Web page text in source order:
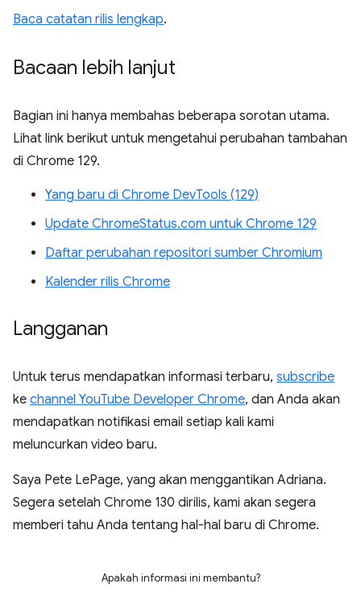
Baca catatan rilis lengkap.
Bacaan lebih lanjut
Bagian ini hanya membahas beberapa sorotan utama.
Lihat link berikut untuk mengetahui perubahan tambahan
di Chrome 129.
Yang baru di Chrome DevTools (129)
Update ChromeStatus.com untuk Chrome 129
Daftar perubahan repositori sumber Chromium
Kalender rilis Chrome
Langganan
Untuk terus mendapatkan informasi terbaru, subscribe
ke channel YouTube Developer Chrome, dan Anda akan
mendapatkan notifikasi email setiap kali kami
meluncurkan video baru.
Saya Pete LePage, yang akan menggantikan Adriana.
Segera setelah Chrome 130 dirilis, kami akan segera
memberi tahu Anda tentang hal-hal baru di Chrome.
Apakah informasi ini membantu?